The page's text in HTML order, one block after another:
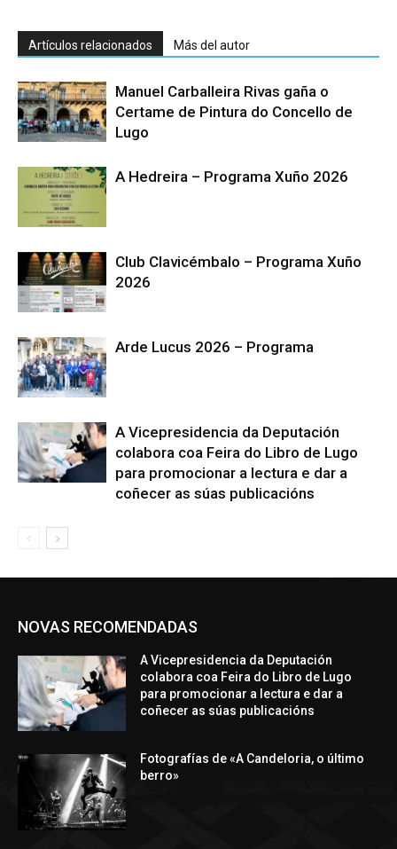
Artículos relacionados Más del autor
Manuel Carballeira Rivas gaña o
Certame de Pintura do Concello de
Lugo
A Hedreira – Programa Xuño 2026
Club Clavicémbalo – Programa Xuño
2026
Arde Lucus 2026 – Programa
A Vicepresidencia da Deputación
colabora coa Feira do Libro de Lugo
para promocionar a lectura e dar a
coñecer as súas publicacións
NOVAS RECOMENDADAS
A Vicepresidencia da Deputación
colabora coa Feira do Libro de Lugo
para promocionar a lectura e dar a
coñecer as súas publicacións
Fotografías de «A Candeloria, o último
berro»